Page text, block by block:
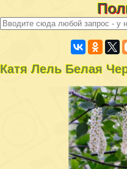
Катя Лель Белая